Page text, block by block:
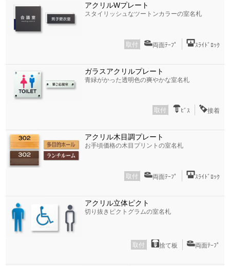
アクリルWプレート
スタイリッシュなツートンカラーの室名札
取付 両面ﾃｰﾌﾟ ｽﾗｲﾄﾞﾛｯｸ
ガラスアクリルプレート
青緑がかった透明色の爽やかな室名札
取付 ﾋﾞｽ 接着
アクリル木目調プレート
お手頃価格の木目プリントの室名札
取付 両面ﾃｰﾌﾟ ｽﾗｲﾄﾞﾛｯｸ
アクリル立体ピクト
切り抜きピクトグラムの室名札
取付 捨て板 両面ﾃｰﾌﾟ